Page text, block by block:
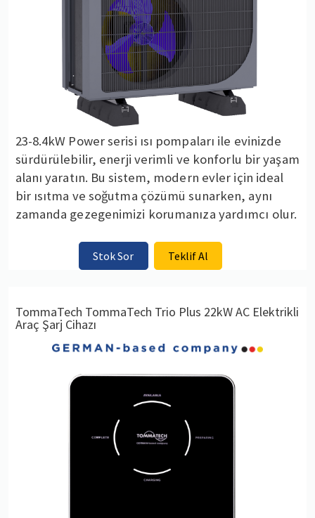
23-8.4kW Power serisi ısı pompaları ile evinizde
sürdürülebilir, enerji verimli ve konforlu bir yaşam
alanı yaratın. Bu sistem, modern evler için ideal
bir ısıtma ve soğutma çözümü sunarken, aynı
zamanda gezegenimizi korumanıza yardımcı olur.
Stok Sor Teklif Al
TommaTech TommaTech Trio Plus 22kW AC Elektrikli
Araç Şarj Cihazı